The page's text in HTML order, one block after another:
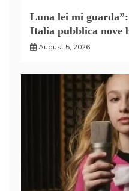
Luna lei mi
Italia pubblica nove
August 5, 2026